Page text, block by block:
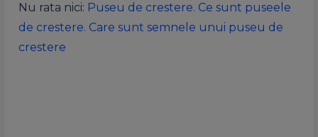
Nu rata nici: Puseu de crestere. Ce sunt puseele
de crestere. Care sunt semnele unui puseu de
crestere